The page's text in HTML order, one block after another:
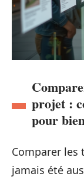
projet :
pour
Comparer les
jamais été